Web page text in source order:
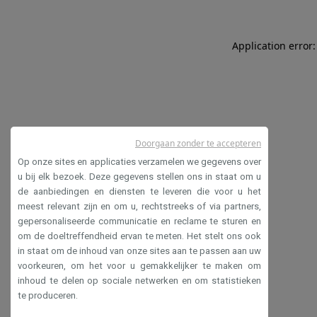
Application
Op onze sites en applicaties verzamelen we gegevens over
u bij elk bezoek. Deze gegevens stellen ons in staat om u
de aanbiedingen en diensten te leveren die voor u het
meest relevant zijn en om u, rechtstreeks of via partners,
gepersonaliseerde communicatie en reclame te sturen en
om de doeltreffendheid ervan te meten. Het stelt ons ook
in staat om de inhoud van onze sites aan te passen aan uw
voorkeuren, om het voor u gemakkelijker te maken om
inhoud te delen op sociale netwerken en om statistieken
te produceren.
Doorgaan zonder te accepteren